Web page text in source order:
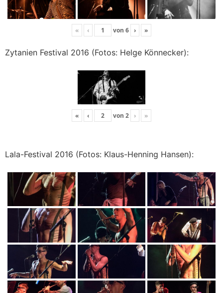
« ‹ von 6 › »
Zytanien Festival 2016 (Fotos: Helge Könnecker):
« ‹ von 2 › »
Lala-Festival 2016 (Fotos: Klaus-Henning Hansen):